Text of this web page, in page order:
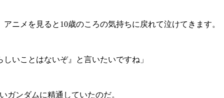
ニメを見ると10歳のころの気持ちに戻れて泣けてきます。
いことはないぞ』と言いたいですね」
ンダムに精通していたのだ。